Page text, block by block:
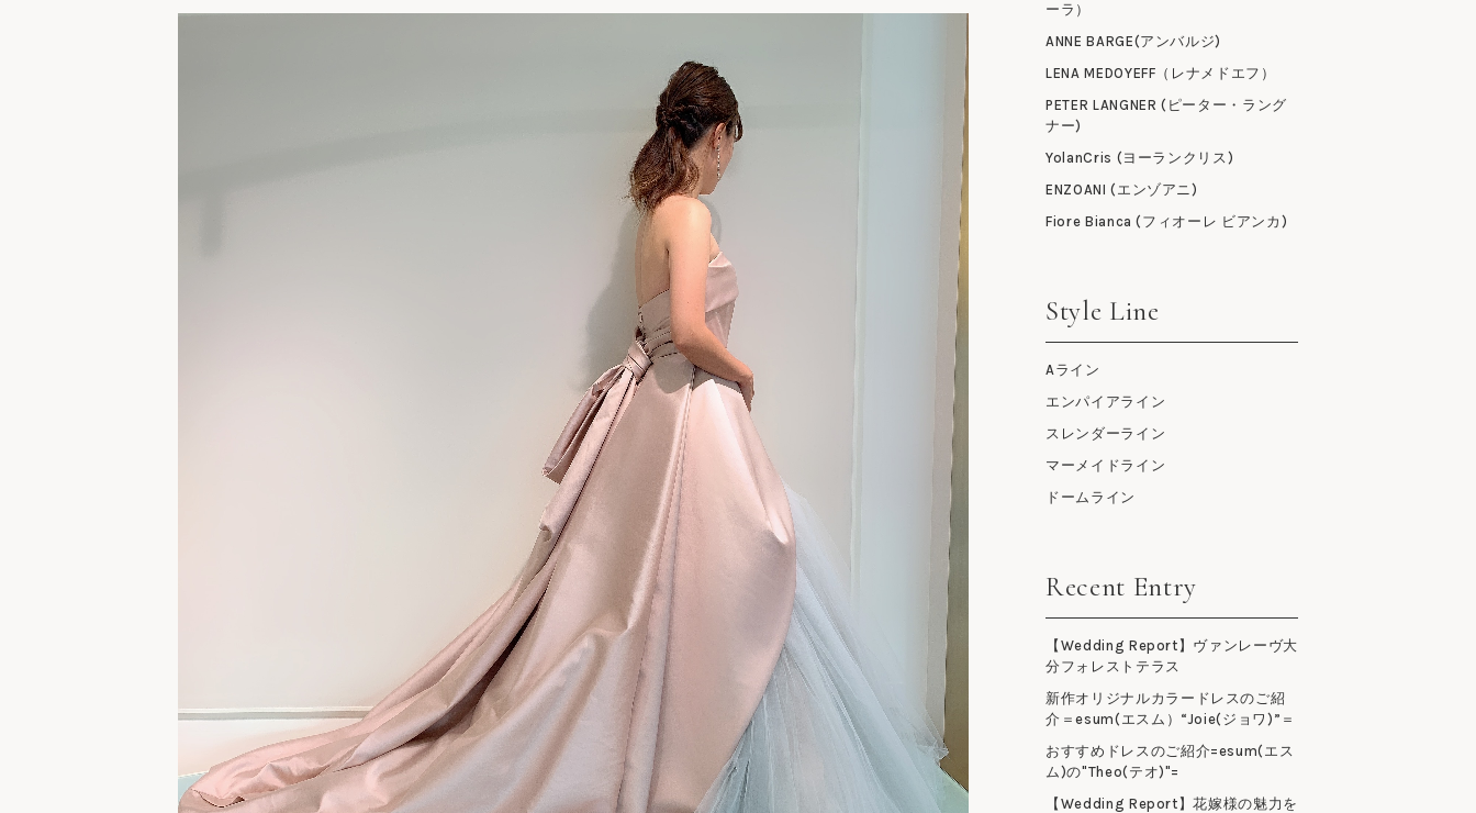
ーラ）
ANNE BARGE(アンバルジ)
LENA MEDOYEFF（レナメドエフ）
PETER LANGNER (ピーター・ラング
ナー)
YolanCris (ヨーランクリス)
ENZOANI (エンゾアニ)
Fiore Bianca (フィオーレ ビアンカ)
Style Line
Aライン
エンパイアライン
スレンダーライン
マーメイドライン
ドームライン
Recent Entry
【Wedding Report】ヴァンレーヴ大
分フォレストテラス
新作オリジナルカラードレスのご紹
介＝esum(エスム）“Joie(ジョワ)”＝
おすすめドレスのご紹介=esum(エス
ム)の"Theo(テオ)"=
【Wedding Report】花嫁様の魅力を